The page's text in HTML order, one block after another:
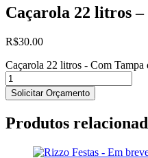
Caçarola 22 litros –
R$30.00
Caçarola 22 litros - Com Tampa
Solicitar Orçamento
Produtos